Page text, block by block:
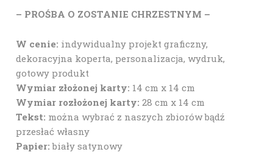
– PROŚBA O ZOSTANIE CHRZESTNYM –
W cenie: indywidualny projekt graficzny,
dekoracyjna koperta, personalizacja, wydruk,
gotowy produkt
Wymiar złożonej karty: 14 cm x 14 cm
Wymiar rozłożonej karty: 28 cm x 14 cm
Tekst: można wybrać z naszych zbiorów bądź
przesłać własny
Papier: biały satynowy